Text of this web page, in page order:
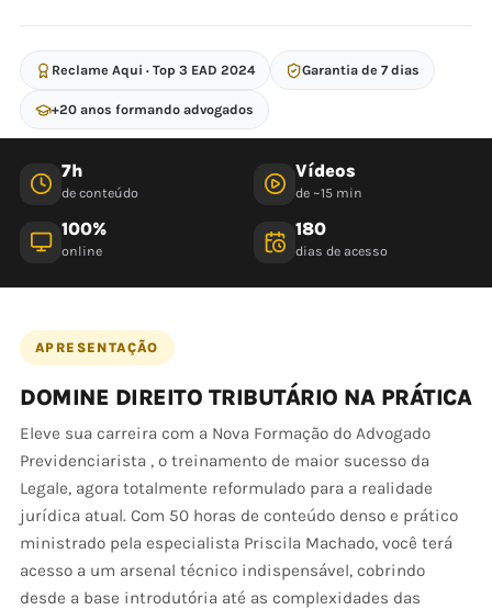
Reclame Aqui · Top 3 EAD 2024 Garantia de 7 dias
+20 anos formando advogados
7h
de conteúdo
Vídeos
de ~15 min
100%
online
180
dias de acesso
APRESENTAÇÃO
DOMINE DIREITO TRIBUTÁRIO NA PRÁTICA
Eleve sua carreira com a Nova Formação do Advogado
Previdenciarista , o treinamento de maior sucesso da
Legale, agora totalmente reformulado para a realidade
jurídica atual. Com 50 horas de conteúdo denso e prático
ministrado pela especialista Priscila Machado, você terá
acesso a um arsenal técnico indispensável, cobrindo
desde a base introdutória até as complexidades das